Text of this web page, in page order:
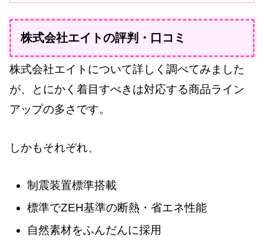
株式会社エイトの評判・口コミ
株式会社エイトについて詳しく調べてみました
が、とにかく着目すべきは対応する商品ライン
アップの多さです。
しかもそれぞれ、
制震装置標準搭載
標準でZEH基準の断熱・省エネ性能
自然素材をふんだんに採用